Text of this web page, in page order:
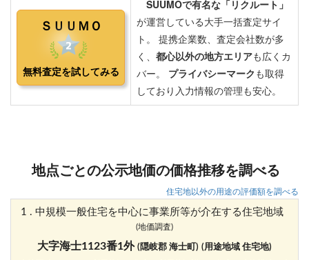
地点ごとの公示地価の価格推移を調べる
住宅地以外の用途の評価額を調べる
1 . 中規模一般住宅を中心に事業所等が介在する住宅地域
(地価調査)
大字海士1123番1外 (隠岐郡 海士町) (用途地域 住宅地)